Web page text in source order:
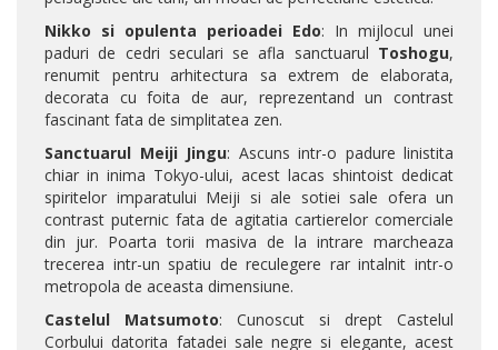
Nikko si opulenta perioadei Edo: In mijlocul unei
paduri de cedri seculari se afla sanctuarul Toshogu,
renumit pentru arhitectura sa extrem de elaborata,
decorata cu foita de aur, reprezentand un contrast
fascinant fata de simplitatea zen.
Sanctuarul Meiji Jingu: Ascuns intr-o padure linistita
chiar in inima Tokyo-ului, acest lacas shintoist dedicat
spiritelor imparatului Meiji si ale sotiei sale ofera un
contrast puternic fata de agitatia cartierelor comerciale
din jur. Poarta torii masiva de la intrare marcheaza
trecerea intr-un spatiu de reculegere rar intalnit intr-o
metropola de aceasta dimensiune.
Castelul Matsumoto: Cunoscut si drept Castelul
Corbului datorita fatadei sale negre si elegante, acest